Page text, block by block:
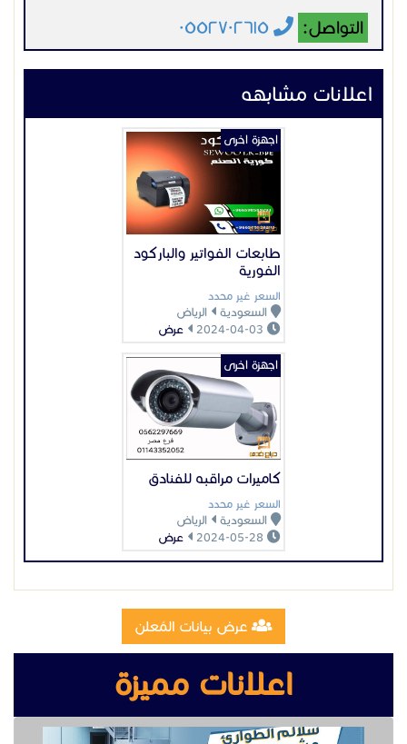
التواصل: ٠٥٥٢٧٠٢٦١٥
اعلانات مشابهه
طابعات الفواتير والباركود
الفورية
السعر غير محدد
السعودية
الرياض
عرض
اجهزة اخرى
كاميرات مراقبه للفنادق
السعر غير محدد
السعودية
الرياض
عرض
اجهزة اخرى
عرض بيانات المُعلن
اعلانات مميزة